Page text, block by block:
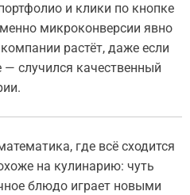
и клики по кнопке
микроконверсии явно
растёт, даже если
случился качественный
где всё сходится
на кулинарию: чуть
блюдо играет новыми